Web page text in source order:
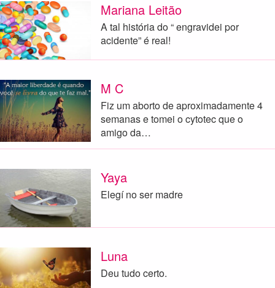
Mariana Leitão
A tal história do “ engravidei por
acidente” é real!
M C
Fiz um aborto de aproximadamente 4
semanas e tomei o cytotec que o
amigo da…
Yaya
Elegí no ser madre
Luna
Deu tudo certo.